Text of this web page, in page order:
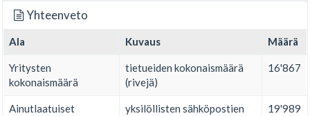
Yhteenveto
Ala Kuvaus Määrä
Yritysten
kokonaismäärä
tietueiden kokonaismäärä
(rivejä)
16'867
Ainutlaatuiset
yksilöllisten sähköpostien
19'989